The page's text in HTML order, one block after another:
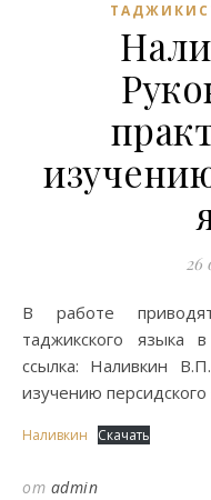
26
В работе приводятся сведения об изучении
таджикского языка
ссылка: Наливкин
изучению
Наливкин Скачать
от admin